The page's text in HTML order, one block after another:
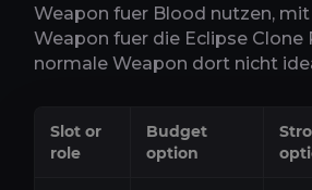
Weapon fuer Blood nutzen,
Weapon fuer die Eclipse Clone
normale Weapon dort nicht
Slot or
role
Budget
option